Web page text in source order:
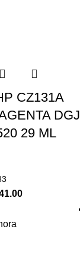
CZ131A
DGJ
29 ML